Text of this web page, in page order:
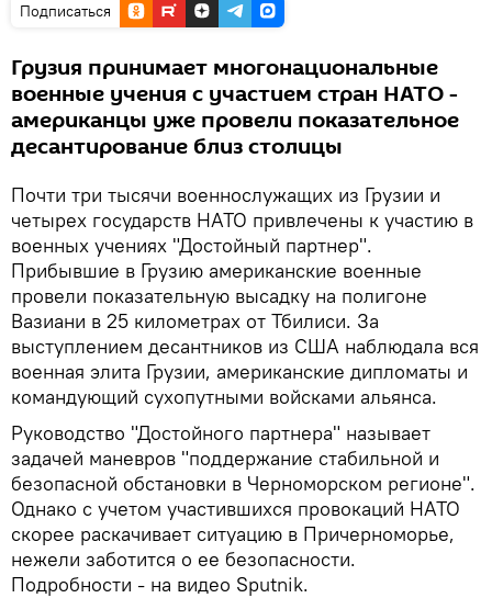
Подписаться
Грузия принимает многонациональные
военные учения с участием стран НАТО -
американцы уже провели показательное
десантирование близ столицы
Почти три тысячи военнослужащих из Грузии и
четырех государств НАТО привлечены к участию в
военных учениях "Достойный партнер".
Прибывшие в Грузию американские военные
провели показательную высадку на полигоне
Вазиани в 25 километрах от Тбилиси. За
выступлением десантников из США наблюдала вся
военная элита Грузии, американские дипломаты и
командующий сухопутными войсками альянса.
Руководство "Достойного партнера" называет
задачей маневров "поддержание стабильной и
безопасной обстановки в Черноморском регионе".
Однако с учетом участившихся провокаций НАТО
скорее раскачивает ситуацию в Причерноморье,
нежели заботится о ее безопасности.
Подробности - на видео Sputnik.